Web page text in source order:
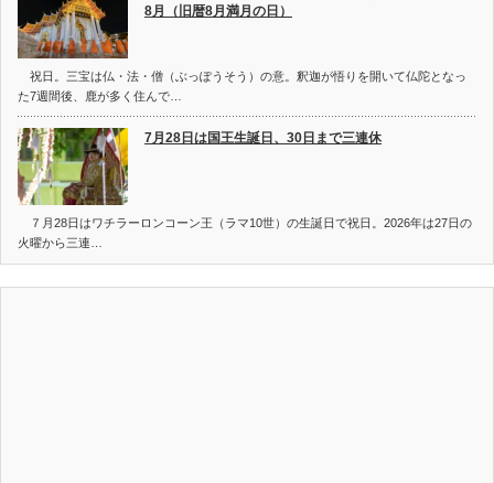
8月（旧暦8月満月の日）
祝日。三宝は仏・法・僧（ぶっぽうそう）の意。釈迦が悟りを開いて仏陀となっ
た7週間後、鹿が多く住んで…
7月28日は国王生誕日、30日まで三連休
７月28日はワチラーロンコーン王（ラマ10世）の生誕日で祝日。2026年は27日の
火曜から三連…